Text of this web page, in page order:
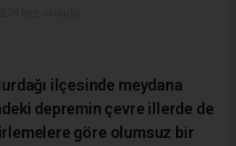
ilçesinde meydana
depremin çevre illerde de
göre olumsuz bir